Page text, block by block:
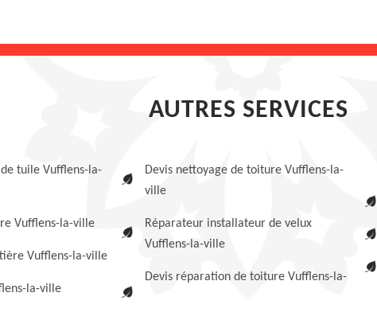
AUTRES SERVICES
tuile Vufflens-la-
Vufflens-la-ville
Vufflens-la-ville
la-ville
Devis nettoyage de toiture Vufflens-la-
ville
Réparateur installateur de velux
Vufflens-la-ville
Devis réparation de toiture Vufflens-la-